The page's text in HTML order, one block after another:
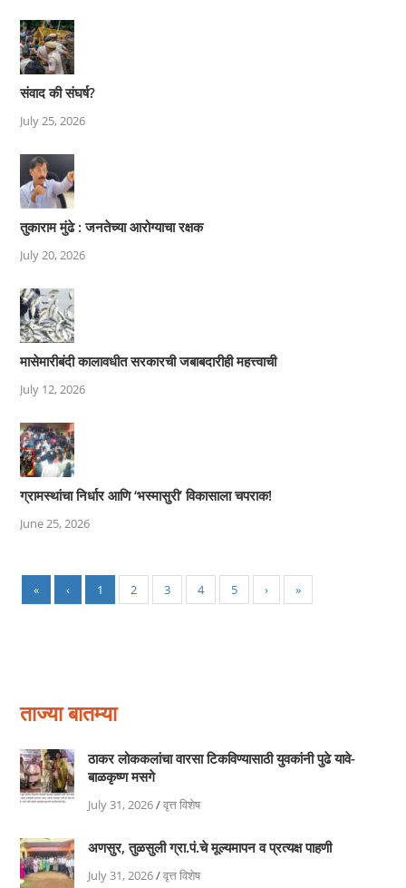
संवाद की संघर्ष?
July 25, 2026
तुकाराम मुंढे : जनतेच्या आरोग्याचा रक्षक
July 20, 2026
मासेमारीबंदी कालावधीत सरकारची जबाबदारीही महत्त्वाची
July 12, 2026
ग्रामस्थांचा निर्धार आणि ‘भस्मासुरी’ विकासाला चपराक!
June 25, 2026
« ‹ 1 2 3 4 5 › »
ताज्या बातम्या
ठाकर लोककलांचा वारसा टिकविण्यासाठी युवकांनी पुढे यावे-
बाळकृष्ण मसगे
July 31, 2026/वृत्त विशेष
अणसुर, तुळसुली ग्रा.पं.चे मूल्यमापन व प्रत्यक्ष पाहणी
July 31, 2026/वृत्त विशेष